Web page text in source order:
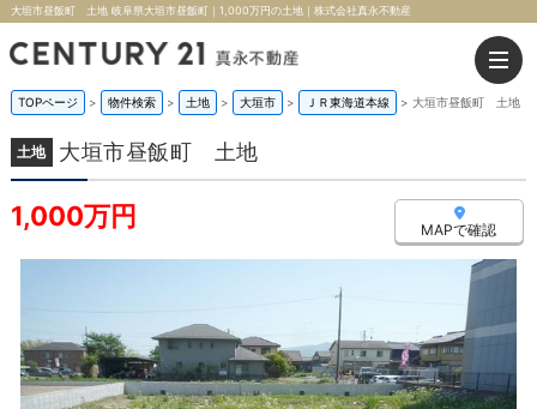
大垣市昼飯町 土地 岐阜県大垣市昼飯町｜1,000万円の土地｜株式会社真永不動産
TOPページ > 物件検索 > 土地 > 大垣市 > ＪＲ東海道本線 > 大垣市昼飯町 土地
土地 大垣市昼飯町 土地
1,000万円 MAPで確認